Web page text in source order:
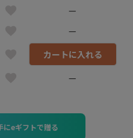
—
—
カートに入れる
—
にeギフトで贈る